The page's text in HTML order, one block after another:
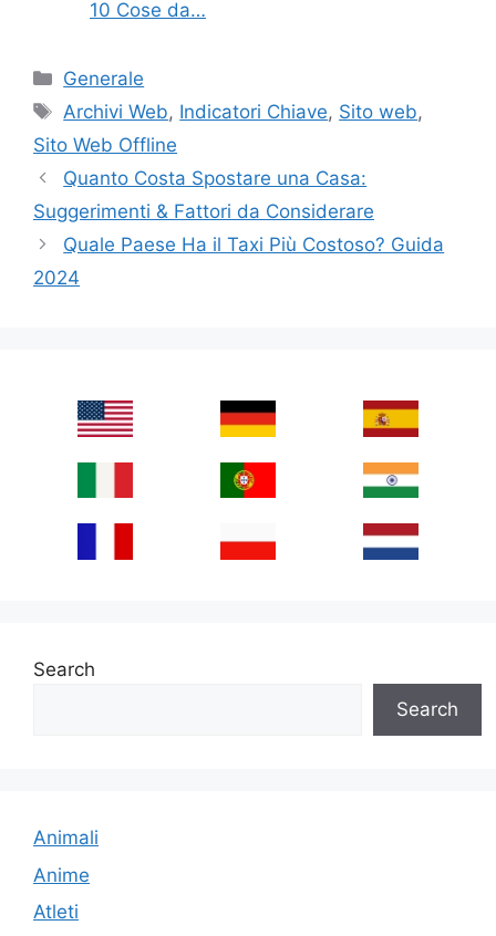
10 Cose da…
Categories
Generale
Tags
Archivi Web, Indicatori Chiave, Sito web,
Sito Web Offline
Quanto Costa Spostare una Casa:
Suggerimenti & Fattori da Considerare
Quale Paese Ha il Taxi Più Costoso? Guida
2024
Search
Search
Animali
Anime
Atleti